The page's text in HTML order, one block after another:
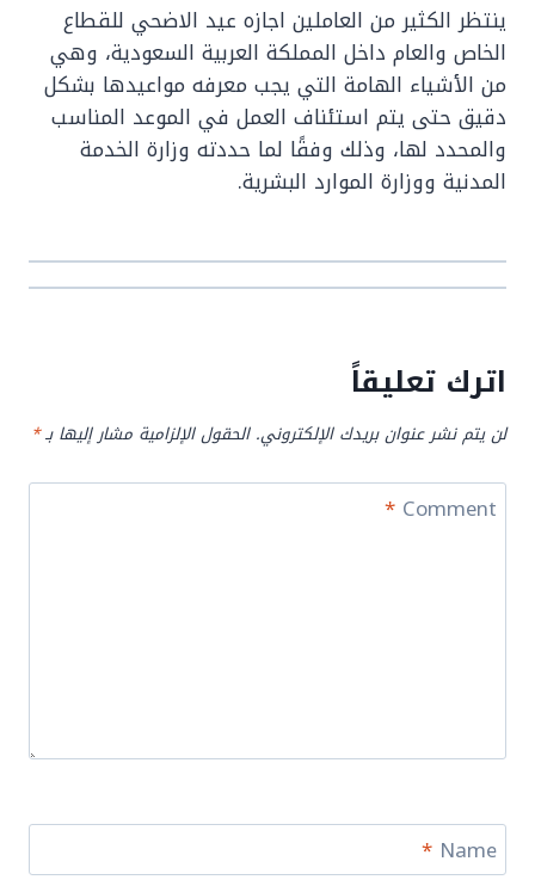
ينتظر الكثير من العاملين اجازه عيد الاضحي للقطاع
الخاص والعام داخل المملكة العربية السعودية، وهي
من الأشياء الهامة التي يجب معرفه مواعيدها بشكل
دقيق حتى يتم استئناف العمل في الموعد المناسب
والمحدد لها، وذلك وفقًا لما حددته وزارة الخدمة
المدنية ووزارة الموارد البشرية.
اترك تعليقاً
لن يتم نشر عنوان بريدك الإلكتروني. الحقول الإلزامية مشار إليها بـ*
Comment
*
Name
*